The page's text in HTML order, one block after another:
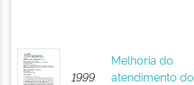
1999
Melhoria do
atendimento do